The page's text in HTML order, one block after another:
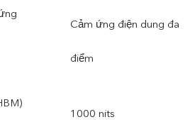
Cảm ứng điện dung đa
điểm
1000 nits